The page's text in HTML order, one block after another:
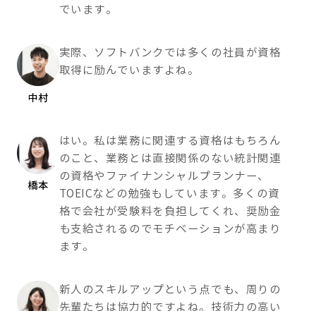
でいます。
中村
実際、ソフトバンクでは多くの社員が資格
取得に励んでいますよね。
橋本
はい。私は業務に関連する資格はもちろん
のこと、業務とは直接関係のない統計関連
の資格やファイナンシャルプランナー、
TOEICなどの勉強もしています。多くの資
格で会社が受験料を負担してくれ、奨励金
も支給されるのでモチベーションが高まり
ます。
新人のスキルアップという点でも、周りの
先輩たちは協力的ですよね。技術力の高い